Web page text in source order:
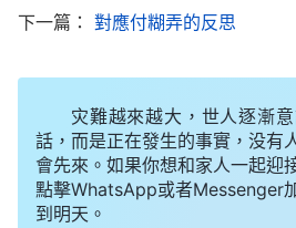
有長進主要是因為我盡本分的
神厭憎我盡本分的態度，把我
本分没有長進，就連簡單的視
可能就要失去本分了。回想我
下一篇： 對應付糊弄的反思
灾難越來越大，世人逐漸
話，而是正在發生的事實，没有
會先來。如果你想和家人一起迎
點擊WhatsApp或者Messenger
到明天。